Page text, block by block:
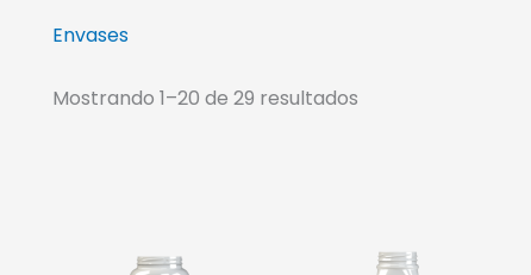
Envases
Mostrando 1–20 de 29 resultados